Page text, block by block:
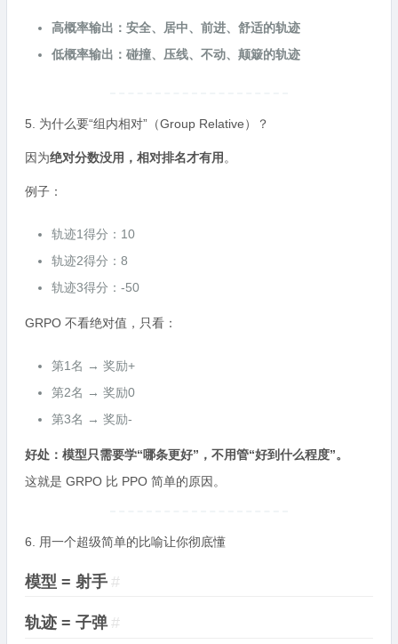
高概率输出：安全、居中、前进、舒适的轨迹
低概率输出：碰撞、压线、不动、颠簸的轨迹
5. 为什么要“组内相对”（Group Relative）？
因为绝对分数没用，相对排名才有用。
例子：
轨迹1得分：10
轨迹2得分：8
轨迹3得分：-50
GRPO 不看绝对值，只看：
第1名 → 奖励+
第2名 → 奖励0
第3名 → 奖励-
好处：模型只需要学“哪条更好”，不用管“好到什么程度”。
这就是 GRPO 比 PPO 简单的原因。
6. 用一个超级简单的比喻让你彻底懂
模型 = 射手 #
轨迹 = 子弹 #